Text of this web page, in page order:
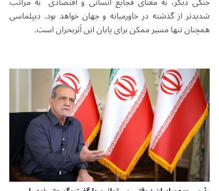
شدیدتر از گذشته در خاورمیانه و جهان خواهد بود. دیپلماسی
همچنان تنها مسیر ممکن برای پایان این اَبَربحران است.